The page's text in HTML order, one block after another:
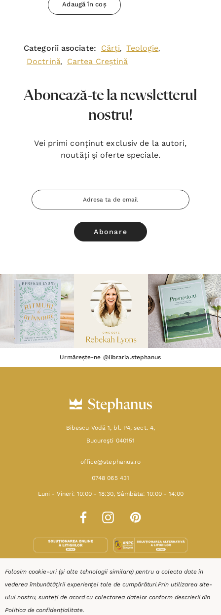
Adaugă în coș
Categorii asociate: Cărți, Teologie,
Doctrină, Cartea Creștină
Abonează-te la newsletterul
nostru!
Vei primi conținut exclusiv de la autori,
noutăți şi oferte speciale.
Adresa
Email
Urmărește-ne @libraria.stephanus
Bibescu Vodă 1, bl. P4, sect. 4,
Bucureşti 040151
office@stephanus.ro
0748 065 431
Luni - Vineri: 10:00 - 18:30, Sâmbăta: 10:00 - 14:00
SHOP
Folosim cookie-uri (și alte tehnologii similare) pentru a colecta date în
vederea îmbunătățirii experienței tale de cumpărături.Prin utilizarea site-
ului nostru, sunteți de acord cu colectarea datelor conform descrierii din
Politica de confidențialitate.